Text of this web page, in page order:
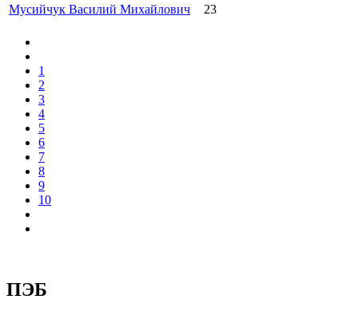
Мусийчук Василий Михайлович
23
1
2
3
4
5
6
7
8
9
10
ПЭБ